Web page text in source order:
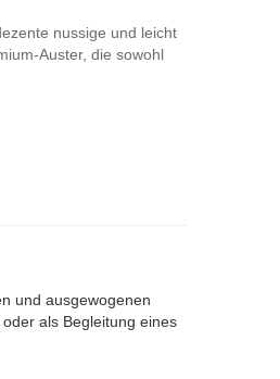
nussige und leicht
Auster, die sowohl
und ausgewogenen
als Begleitung eines